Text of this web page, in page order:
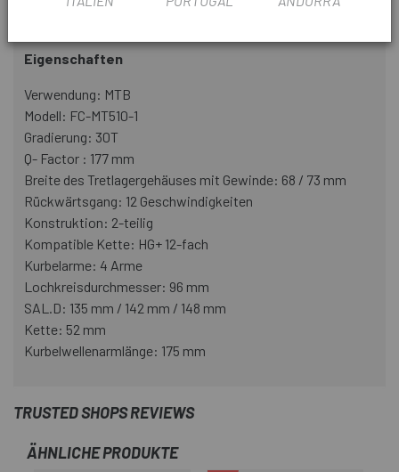
Eigenschaften
Verwendung: MTB
Modell: FC-MT510-1
Gradierung: 30T
Q- Factor : 177 mm
Breite des Tretlagergehäuses mit Gewinde: 68 / 73 mm
Rückwärtsgang: 12 Geschwindigkeiten
Konstruktion: 2-teilig
Kompatible Kette: HG+ 12-fach
Kurbelarme: 4 Arme
Lochkreisdurchmesser: 96 mm
SAL.D: 135 mm / 142 mm / 148 mm
Kette: 52 mm
Kurbelwellenarmlänge: 175 mm
TRUSTED SHOPS REVIEWS
ÄHNLICHE PRODUKTE